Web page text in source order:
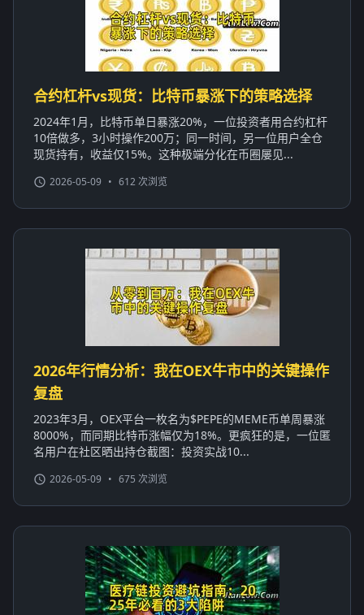
合约杠杆vs现货：比特币暴涨下的策略选择
2024年1月，比特币单日暴涨20%，一位投资者用合约杠杆
10倍做多，3小时操作200万；同一时间，另一位用户全仓
现货持有，收益仅15%。这种极端分化在币圈屡见...
2026-05-09 • 612 次浏览
2026年行情分析：我在OEX牛市中的关键操作
复盘
2023年3月，OEX平台一枚名为$PEPE的MEME币单周暴涨
8000%，而同期比特币涨幅仅为18%。更疯狂的是，一位匿
名用户在社区晒出持仓截图：投资实战10...
2026-05-09 • 675 次浏览